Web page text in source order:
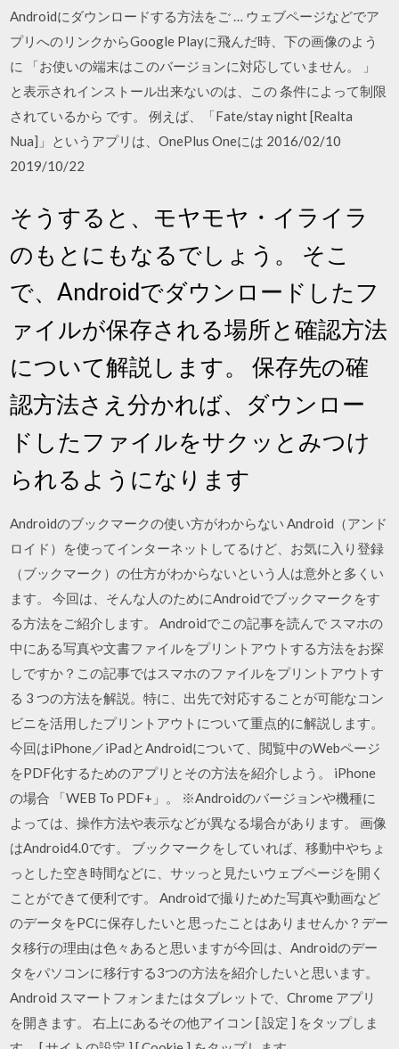
Androidにダウンロードする方法をご … ウェブページなどでア
プリへのリンクからGoogle Playに飛んだ時、下の画像のよう
に 「お使いの端末はこのバージョンに対応していません。 」
と表示されインストール出来ないのは、この 条件によって制限
されているから です。 例えば、「Fate/stay night [Realta
Nua]」というアプリは、OnePlus Oneには 2016/02/10
2019/10/22
そうすると、モヤモヤ・イライラ
のもとにもなるでしょう。 そこ
で、Androidでダウンロードしたフ
ァイルが保存される場所と確認方法
について解説します。 保存先の確
認方法さえ分かれば、ダウンロー
ドしたファイルをサクッとみつけ
られるようになります
Androidのブックマークの使い方がわからない Android（アンド
ロイド）を使ってインターネットしてるけど、お気に入り登録
（ブックマーク）の仕方がわからないという人は意外と多くい
ます。 今回は、そんな人のためにAndroidでブックマークをす
る方法をご紹介します。 Androidでこの記事を読んで スマホの
中にある写真や文書ファイルをプリントアウトする方法をお探
しですか？この記事ではスマホのファイルをプリントアウトす
る 3 つの方法を解説。特に、出先で対応することが可能なコン
ビニを活用したプリントアウトについて重点的に解説します。
今回はiPhone／iPadとAndroidについて、閲覧中のWebページ
をPDF化するためのアプリとその方法を紹介しよう。 iPhone
の場合 「WEB To PDF+」。 ※Androidのバージョンや機種に
よっては、操作方法や表示などが異なる場合があります。 画像
はAndroid4.0です。 ブックマークをしていれば、移動中やちょ
っとした空き時間などに、サッっと見たいウェブページを開く
ことができて便利です。 Androidで撮りためた写真や動画など
のデータをPCに保存したいと思ったことはありませんか？デー
タ移行の理由は色々あると思いますが今回は、Androidのデー
タをパソコンに移行する3つの方法を紹介したいと思います。
Android スマートフォンまたはタブレットで、Chrome アプリ
を開きます。 右上にあるその他アイコン [ 設定 ] をタップしま